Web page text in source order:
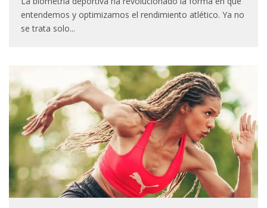
entendemos y optimizamos el rendimiento atlético. Ya no
se trata solo...